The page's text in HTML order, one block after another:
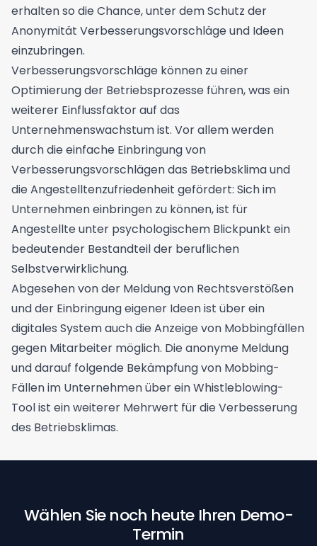
erhalten so die Chance, unter dem Schutz der
Anonymität Verbesserungsvorschläge und Ideen
einzubringen.
Verbesserungsvorschläge können zu einer
Optimierung der Betriebsprozesse führen, was ein
weiterer Einflussfaktor auf das
Unternehmenswachstum ist. Vor allem werden
durch die einfache Einbringung von
Verbesserungsvorschlägen das Betriebsklima und
die Angestelltenzufriedenheit gefördert: Sich im
Unternehmen einbringen zu können, ist für
Angestellte unter psychologischem Blickpunkt ein
bedeutender Bestandteil der beruflichen
Selbstverwirklichung.
Abgesehen von der Meldung von Rechtsverstößen
und der Einbringung eigener Ideen ist über ein
digitales System auch die Anzeige von Mobbingfällen
gegen Mitarbeiter möglich. Die anonyme Meldung
und darauf folgende Bekämpfung von Mobbing-
Fällen im Unternehmen über ein Whistleblowing-
Tool ist ein weiterer Mehrwert für die Verbesserung
des Betriebsklimas.
Wählen Sie noch heute Ihren Demo-
Termin